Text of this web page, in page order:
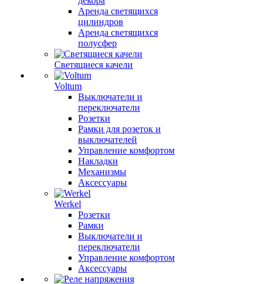
Аренда светящихся
цилиндров
Аренда светящихся
полусфер
Светящиеся качели
Voltum
Выключатели и
переключатели
Розетки
Рамки для розеток и
выключателей
Управление комфортом
Накладки
Механизмы
Аксессуары
Werkel
Розетки
Рамки
Выключатели и
переключатели
Управление комфортом
Аксессуары